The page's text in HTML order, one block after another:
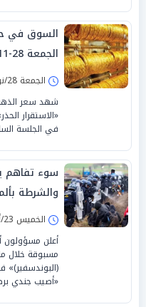
السوق في
الجمعة 28-11-2025
الجمعة 28/نوفمبر/2025 - 01:37 ص
شهد سعر
«الاستقرار
في الجلسة
سوء تفاهم
والشرطة
الخميس 23/أكتوبر/2025 - 09:36 م
أعلن مسؤولون
مسبوقة خلال
(البوندسفير)»
«أصيب جندي